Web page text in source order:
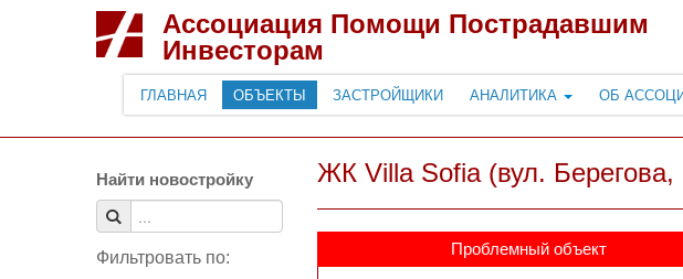
Ассоциация Помощи Пострадавшим
Инвесторам
ГЛАВНАЯ ОБЪЕКТЫ ЗАСТРОЙЩИКИ АНАЛИТИКА ОБ
Найти новостройку
Фильтровать по:
ЖК Villa Sofia (вул. Берегова,
Проблемный объект